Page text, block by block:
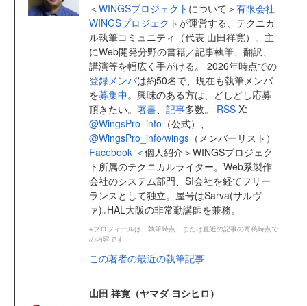
＜WINGSプロジェクト について＞有限会社
WINGSプロジェクトが運営する、テクニカ
ル執筆コミュニティ（代表 山田祥寛）。主
にWeb開発分野の書籍／記事執筆、翻訳、
講演等を幅広く手がける。 2026年時点での
登録メンバは約50名で、現在も執筆メンバ
を募集中。興味のある方は、どしどし応募
頂きたい。 著書 記事多数。 RSS X:
@WingsPro_info （公式）、
@WingsPro_info/wings （メンバーリスト）
Facebook ＜個人紹介＞WINGSプロジェク
ト所属のテクニカルライター。Web系製作
会社のシステム部門、SI会社を経てフリー
ランスとして独立。屋号はSarva(サルヴ
ァ)｡HAL大阪の非常勤講師を兼務。
※プロフィールは、執筆時点、または直近の記事の寄稿時点で
の内容です
この著者の最近の執筆記事
山田 祥寛（ヤマダ ヨシヒロ）